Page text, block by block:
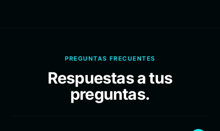
PREGUNTAS FRECUENTES
Respuestas a tus
preguntas.